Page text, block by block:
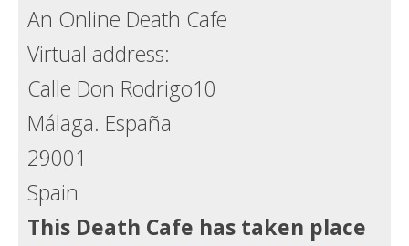
An Online Death Cafe
Virtual address:
Calle Don Rodrigo10
Málaga. España
29001
Spain
This Death Cafe has taken place